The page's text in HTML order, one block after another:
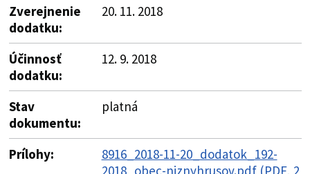
Zverejnenie
dodatku:
20. 11. 2018
Účinnosť
dodatku:
12. 9. 2018
Stav
dokumentu:
platná
Prílohy:
8916_2018-11-20_dodatok_192-
2018_obec-niznyhrusov.pdf (PDF, 2